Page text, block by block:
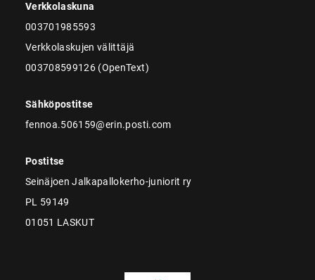
Verkkolaskuna
003701985593
Verkkolaskujen välittäjä
003708599126 (OpenText)
Sähköpostitse
fennoa.506159@erin.posti.com
Postitse
Seinäjoen Jalkapallokerho-juniorit ry
PL 59149
01051 LASKUT